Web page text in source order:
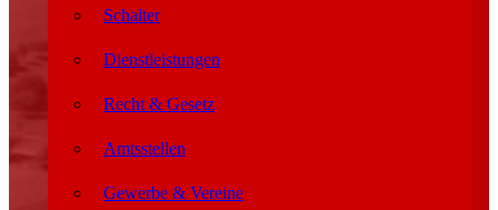
Schalter
Dienstleistungen
Recht & Gesetz
Amtsstellen
Gewerbe & Vereine